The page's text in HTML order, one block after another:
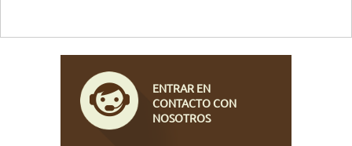
ENTRAR EN
CONTACTO CON
NOSOTROS